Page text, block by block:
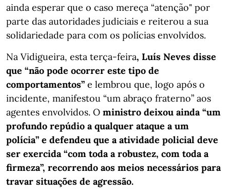
ainda esperar que o caso mereça “atenção" por
parte das autoridades judiciais e reiterou a sua
solidariedade para com os polícias envolvidos.
Na Vidigueira, esta terça-feira, Luís Neves disse
que “não pode ocorrer este tipo de
comportamentos” e lembrou que, logo após o
incidente, manifestou “um abraço fraterno” aos
agentes envolvidos. O ministro deixou ainda “um
profundo repúdio a qualquer ataque a um
polícia” e defendeu que a atividade policial deve
ser exercida “com toda a robustez, com toda a
firmeza”, recorrendo aos meios necessários para
travar situações de agressão.